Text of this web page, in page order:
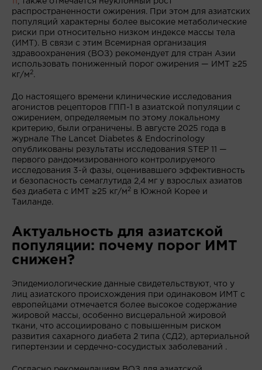
, также отмечается неуклонный рост
распространенности ожирения. При этом для азиатских
популяций характерны более высокие метаболические
риски при относительно низком индексе массы тела
(ИМТ). В связи с этим Всемирная организация
здравоохранения (ВОЗ) рекомендует для стран Азии
использовать пониженный порог ожирения — ИМТ ≥25
кг/м 2.
До настоящего времени клинические исследования
агонистов рецепторов ГПП-1 в азиатской популяции с
ожирением, определяемым по этому локальному
критерию, были ограничены. В августе 2025 года в
журнале The Lancet Diabetes & Endocrinology
опубликованы результаты исследования STEP 11 —
первого рандомизированного контролируемого
исследования 3-й фазы, оценивавшего эффективность
и безопасность семаглутида 2,4 мг у взрослых азиатов
без диабета с ИМТ ≥25 кг/м 2 в Южной Корее и
Таиланде.
Актуальность для азиатской
популяции: почему порог ИМТ
снижен?
Эпидемиологические данные свидетельствуют, что у
лиц азиатского происхождения при одинаковом ИМТ с
европейцами отмечается более высокое содержание
жировой массы, особенно висцеральной жировой
ткани, что ассоциировано с повышенным риском
развития сахарного диабета 2 типа (СД2), артериальной
гипертензии и сердечно-сосудистых заболеваний .